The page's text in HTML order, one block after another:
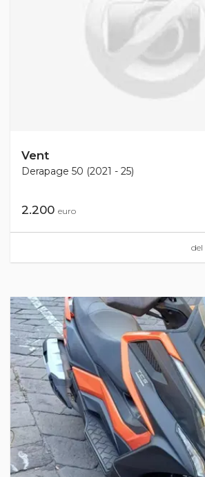
Vent
Derapage 50 (2021 - 25)
2.200 euro
del